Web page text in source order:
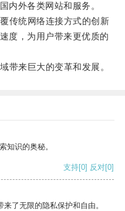
内外各类网站和服务。
统网络连接方式的创新
度，为用户带来更优质的
来巨大的变革和发展。
知识的奥秘。
支持[0] 反对[0]
了无限的隐私保护和自由。